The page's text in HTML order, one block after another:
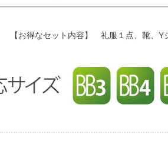
【お得なセット内容】 礼服１点、靴、Y